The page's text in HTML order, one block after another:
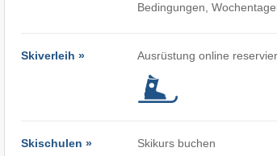
Bedingungen,
Skiverleih » Ausrüstung online
Skischulen » Skikurs buchen